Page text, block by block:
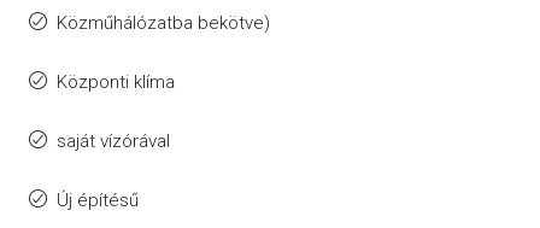
Közműhálózatba bekötve)
Központi klíma
saját vízórával
Új építésű